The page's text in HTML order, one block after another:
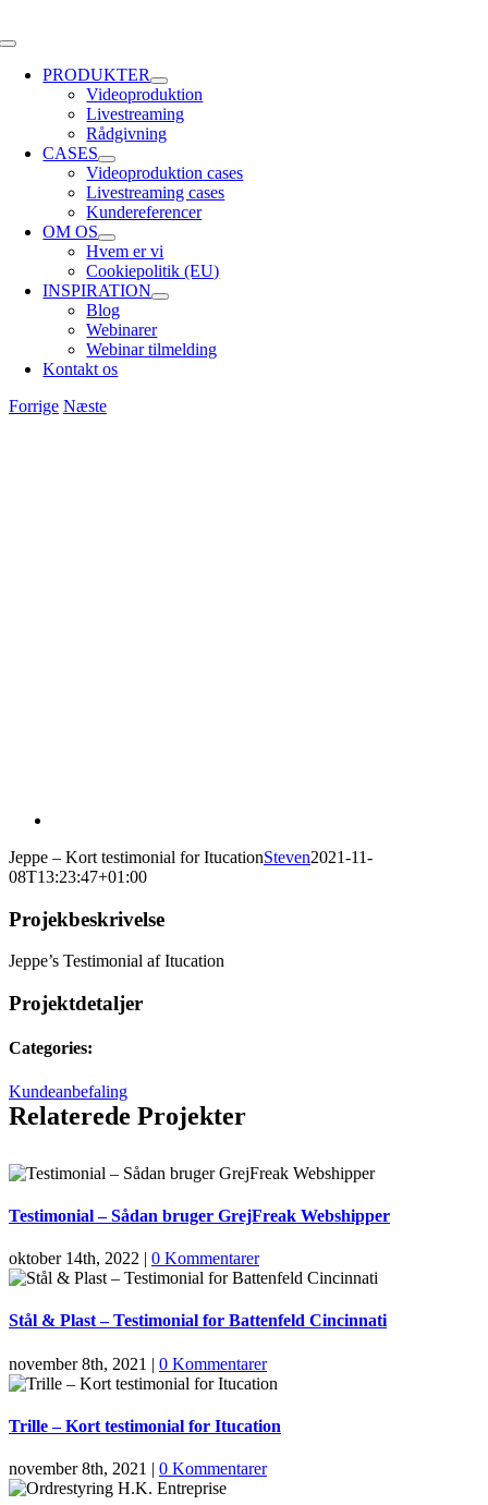
to
Toggle
NavigationPRODUKTER
Videoproduktion
Livestreaming
Rådgivning
CASES
Videoproduktion cases
Livestreaming cases
Kundereferencer
OM OS
Hvem er vi
Cookiepolitik (EU)
INSPIRATION
Blog
Webinarer
Webinar tilmelding
Kontakt os
Forrige Næste
Jeppe – Kort testimonial for ItucationSteven2021-11-
08T13:23:47+01:00
Projekbeskrivelse
Jeppe’s Testimonial af Itucation
Projektdetaljer
Categories:
Kundeanbefaling
Relaterede Projekter
Testimonial – Sådan bruger GrejFreak Webshipper
oktober 14th, 2022 | 0 Kommentarer
Stål & Plast – Testimonial for Battenfeld Cincinnati
november 8th, 2021 | 0 Kommentarer
Trille – Kort testimonial for Itucation
november 8th, 2021 | 0 Kommentarer